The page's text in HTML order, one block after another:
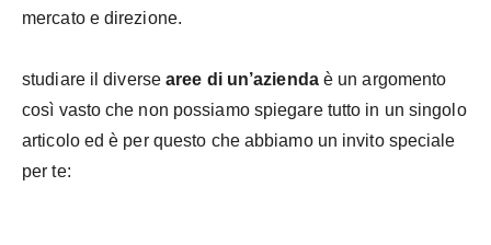
mercato e direzione.
studiare il diversearee di un’aziendaè un argomento
così vasto che non possiamo spiegare tutto in un singolo
articolo ed è per questo che abbiamo un invito speciale
per te: